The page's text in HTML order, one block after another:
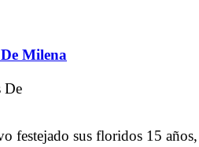
Milena
festejado sus floridos 15